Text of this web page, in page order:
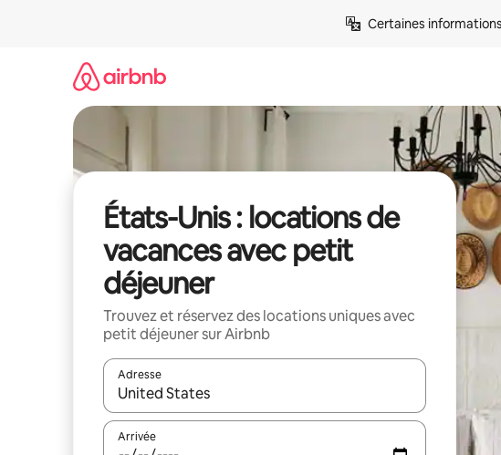
Certaines
États-Unis : locations de
vacances avec petit
déjeuner
Trouvez et réservez des locations uniques avec
petit déjeuner sur Airbnb
Adresse
Lorsque les résultats s'affichent, utilisez les flèches vers le haut
Arrivée